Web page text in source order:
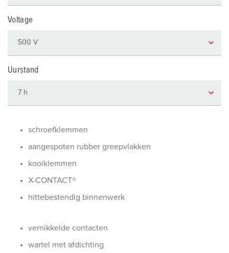
Voltage
Uurstand
schroefklemmen
aangespoten rubber greepvlakken
kooiklemmen
X-CONTACT®
hittebestendig binnenwerk
vernikkelde contacten
wartel met afdichting